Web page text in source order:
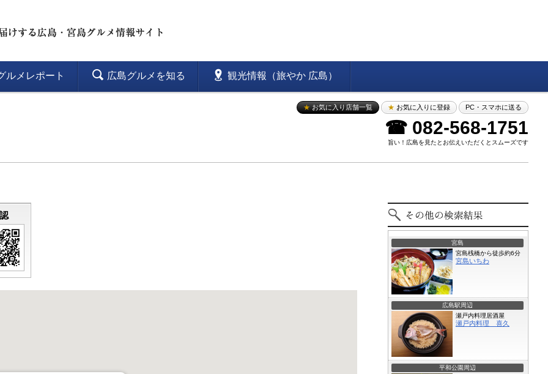
ルメレポート 広島グルメを知る 観光情報（旅やか 広島）
★お気に入り店舗一覧 ★ お気に入りに登録 PC・スマホに送る
☎ 082-568-1751
旨い！広島を見たとお伝えいただくとスムーズです
宮島
宮島桟橋から徒歩約6分
宮島いちわ
広島駅周辺
瀬戸内料理居酒屋
瀬戸内料理 喜久
平和公園周辺